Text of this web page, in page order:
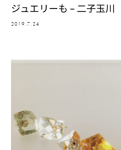
ジュエリーも – 二子玉川
2019.7.24